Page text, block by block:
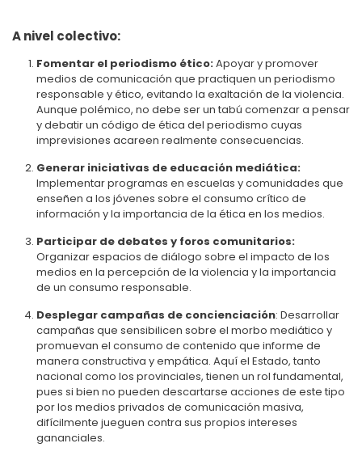
A nivel colectivo:
Fomentar el periodismo ético:Apoyar y promover
medios de comunicación que practiquen un periodismo
responsable y ético, evitando la exaltación de la violencia.
Aunque polémico, no debe ser un tabú comenzar a pensar
y debatir un código de ética del periodismo cuyas
imprevisiones acareen realmente consecuencias.
Generar iniciativas de educación mediática:
Implementar programas en escuelas y comunidades que
enseñen a los jóvenes sobre el consumo crítico de
información y la importancia de la ética en los medios.
Participar de debates y foros comunitarios:
Organizar espacios de diálogo sobre el impacto de los
medios en la percepción de la violencia y la importancia
de un consumo responsable.
Desplegar campañas de concienciación: Desarrollar
campañas que sensibilicen sobre el morbo mediático y
promuevan el consumo de contenido que informe de
manera constructiva y empática. Aquí el Estado, tanto
nacional como los provinciales, tienen un rol fundamental,
pues si bien no pueden descartarse acciones de este tipo
por los medios privados de comunicación masiva,
difícilmente jueguen contra sus propios intereses
gananciales.